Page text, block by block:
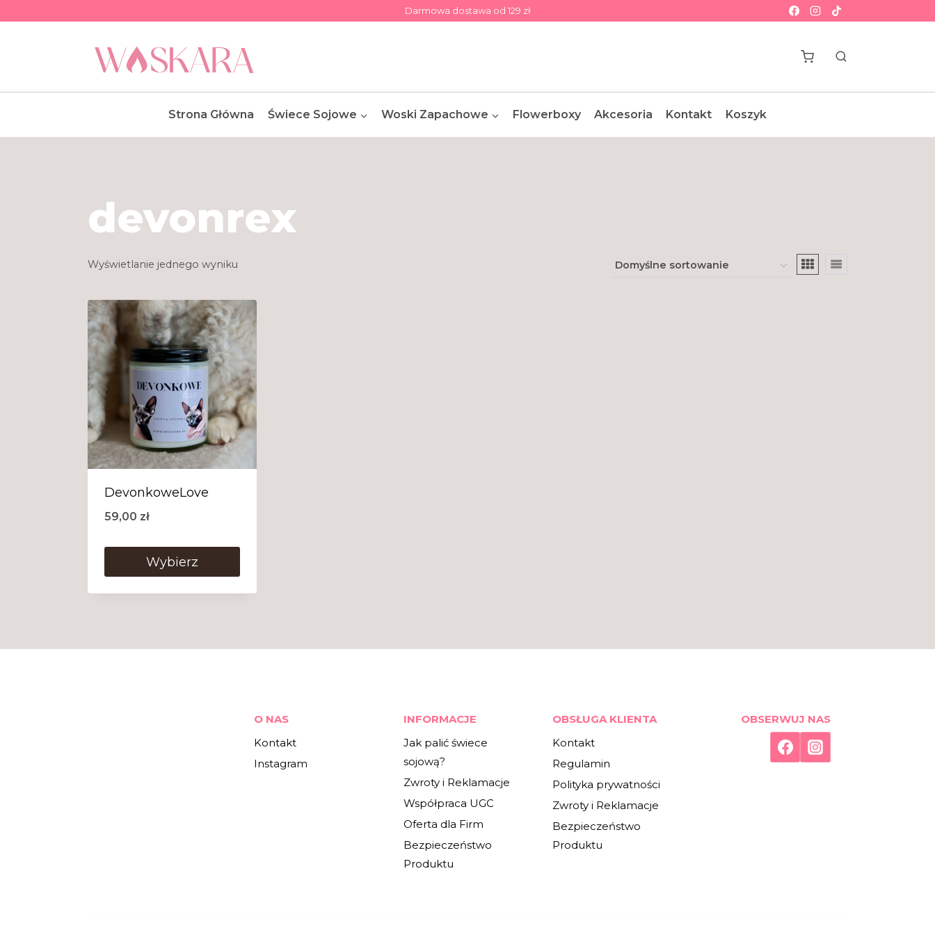
Darmowa dostawa od 129 zł
Strona Główna Świece Sojowe Woski Zapachowe Flowerboxy Akcesoria Kontakt Koszyk
devonrex
Wyświetlanie jednego wyniku
DevonkoweLove
59,00 zł
Wybierz
O NAS
Kontakt
Instagram
INFORMACJE
Jak palić świece
sojową?
Zwroty i Reklamacje
Współpraca UGC
Oferta dla Firm
Bezpieczeństwo
Produktu
OBSŁUGA KLIENTA
Kontakt
Regulamin
Polityka prywatności
Zwroty i Reklamacje
Bezpieczeństwo
Produktu
OBSERWUJ NAS